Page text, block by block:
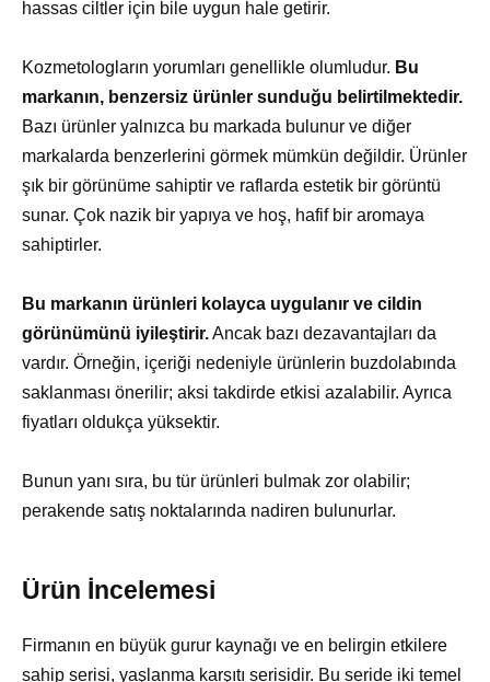
hassas ciltler için bile uygun hale getirir.
Kozmetologların yorumları genellikle olumludur. Bu
markanın, benzersiz ürünler sunduğu belirtilmektedir.
Bazı ürünler yalnızca bu markada bulunur ve diğer
markalarda benzerlerini görmek mümkün değildir. Ürünler
şık bir görünüme sahiptir ve raflarda estetik bir görüntü
sunar. Çok nazik bir yapıya ve hoş, hafif bir aromaya
sahiptirler.
Bu markanın ürünleri kolayca uygulanır ve cildin
görünümünü iyileştirir.Ancak bazı dezavantajları da
vardır. Örneğin, içeriği nedeniyle ürünlerin buzdolabında
saklanması önerilir; aksi takdirde etkisi azalabilir. Ayrıca
fiyatları oldukça yüksektir.
Bunun yanı sıra, bu tür ürünleri bulmak zor olabilir;
perakende satış noktalarında nadiren bulunurlar.
Ürün İncelemesi
Firmanın en büyük gurur kaynağı ve en belirgin etkilere
sahip serisi, yaşlanma karşıtı serisidir. Bu seride iki temel